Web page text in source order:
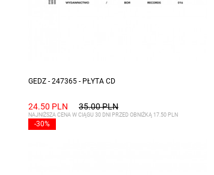
GEDZ - 247365 - PŁYTA CD
24.50 PLN 35.00 PLN
-30%
NAJNIŻSZA CENA W CIĄGU 30 DNI PRZED OBNIŻKĄ 17.50 PLN